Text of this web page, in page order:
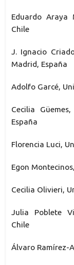
Eduardo Araya
Chile
J. Ignacio
Madrid, España
Adolfo Garcé,
Cecilia
España
Florencia Luci,
Egon
Cecilia Olivieri,
Julia Poblete
Chile
Álvaro Ramírez-